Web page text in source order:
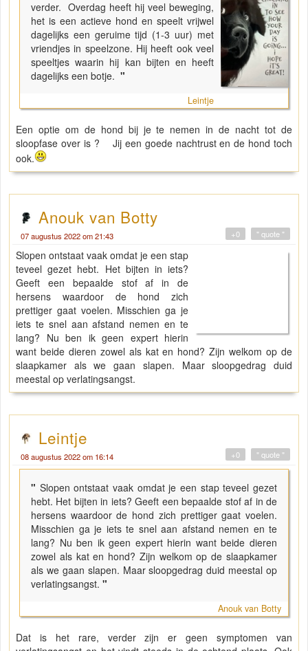
verder. Overdag heeft hij veel beweging,
het is een actieve hond en speelt vrijwel
dagelijks een geruime tijd (1-3 uur) met
vriendjes in speelzone. Hij heeft ook veel
speeltjes waarin hij kan bijten en heeft
dagelijks een botje. "
Leintje
Een optie om de hond bij je te nemen in de nacht tot de
sloopfase over is ? Jij een goede nachtrust en de hond toch
ook.
Anouk van Botty
07 augustus 2022 om 21:43 " quote "
+0
Slopen ontstaat vaak omdat je een stap
teveel gezet hebt. Het bijten in iets?
Geeft een bepaalde stof af in de
hersens waardoor de hond zich
prettiger gaat voelen. Misschien ga je
iets te snel aan afstand nemen en te
lang? Nu ben ik geen expert hierin
want beide dieren zowel als kat en hond? Zijn welkom op de
slaapkamer als we gaan slapen. Maar sloopgedrag duid
meestal op verlatingsangst.
Leintje
08 augustus 2022 om 16:14 " quote "
+0
" Slopen ontstaat vaak omdat je een stap teveel gezet
hebt. Het bijten in iets? Geeft een bepaalde stof af in de
hersens waardoor de hond zich prettiger gaat voelen.
Misschien ga je iets te snel aan afstand nemen en te
lang? Nu ben ik geen expert hierin want beide dieren
zowel als kat en hond? Zijn welkom op de slaapkamer
als we gaan slapen. Maar sloopgedrag duid meestal op
verlatingsangst. "
Anouk van Botty
Dat is het rare, verder zijn er geen symptomen van